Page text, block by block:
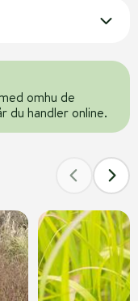
omhu de
du handler online.